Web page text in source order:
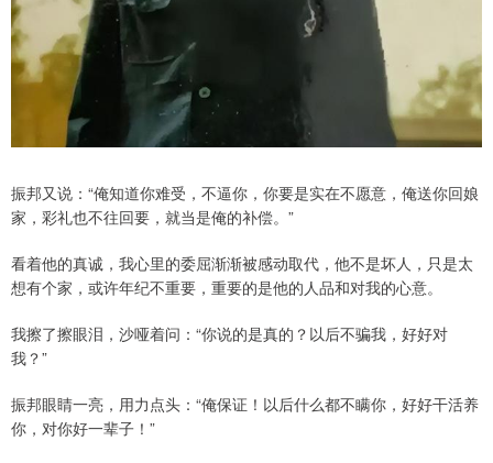
振邦又说：“俺知道你难受，不逼你，你要是实在不愿意，俺送你回娘
家，彩礼也不往回要，就当是俺的补偿。”
看着他的真诚，我心里的委屈渐渐被感动取代，他不是坏人，只是太
想有个家，或许年纪不重要，重要的是他的人品和对我的心意。
我擦了擦眼泪，沙哑着问：“你说的是真的？以后不骗我，好好对
我？”
振邦眼睛一亮，用力点头：“俺保证！以后什么都不瞒你，好好干活养
你，对你好一辈子！”